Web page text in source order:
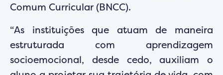
Comum Curricular (BNCC).
“As instituições que atuam de maneira
estruturada com aprendizagem
socioemocional, desde cedo, auxiliam o